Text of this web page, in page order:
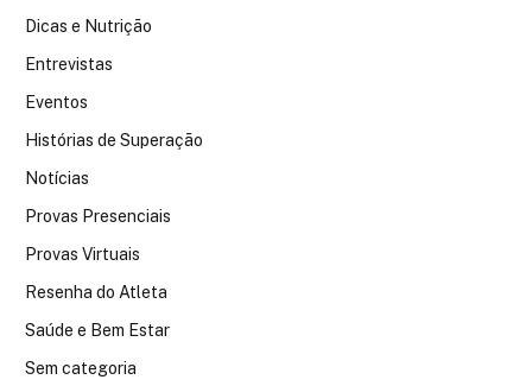
Dicas e Nutrição
Entrevistas
Eventos
Histórias de Superação
Notícias
Provas Presenciais
Provas Virtuais
Resenha do Atleta
Saúde e Bem Estar
Sem categoria